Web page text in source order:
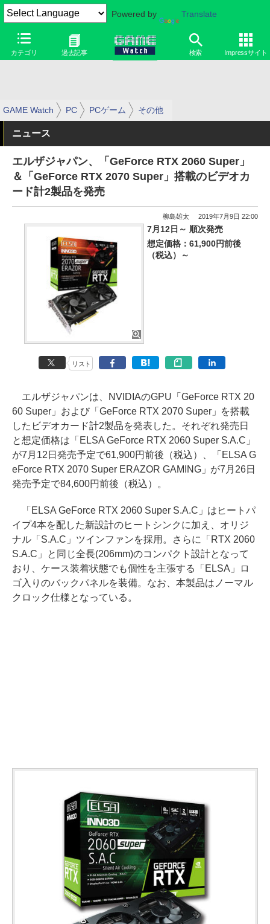
Powered by Translate
カテゴリ 過去記事 検索 Impressサイト
GAME Watch PC PCゲーム その他
ニュース
エルザジャパン、「GeForce RTX 2060 Super」
＆「GeForce RTX 2070 Super」搭載のビデオカ
ード計2製品を発売
柳島雄太 2019年7月9日 22:00
7月12日～ 順次発売
想定価格：61,900円前後
（税込）～
リスト
エルザジャパンは、NVIDIAのGPU「GeForce RTX 20
60 Super」および「GeForce RTX 2070 Super」を搭載
したビデオカード計2製品を発表した。それぞれ発売日
と想定価格は「ELSA GeForce RTX 2060 Super S.A.C」
が7月12日発売予定で61,900円前後（税込）、「ELSA G
eForce RTX 2070 Super ERAZOR GAMING」が7月26日
発売予定で84,600円前後（税込）。
「ELSA GeForce RTX 2060 Super S.A.C」はヒートパ
イプ4本を配した新設計のヒートシンクに加え、オリジ
ナル「S.A.C」ツインファンを採用。さらに「RTX 2060
S.A.C」と同じ全長(206mm)のコンパクト設計となって
おり、ケース装着状態でも個性を主張する「ELSA」ロ
ゴ入りのバックパネルを装備。なお、本製品はノーマル
クロック仕様となっている。